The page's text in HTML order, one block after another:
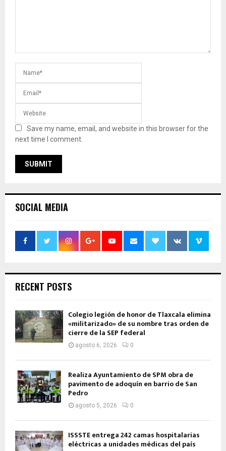
Save my name, email, and website in this browser for the
next time I comment.
SOCIAL MEDIA
RECENT POSTS
Colegio legión de honor de Tlaxcala elimina
«militarizado» de su nombre tras orden de
cierre de la SEP federal
agosto 6, 2026 0
Realiza Ayuntamiento de SPM obra de
pavimento de adoquín en barrio de San
Pedro
agosto 5, 2026 0
ISSSTE entrega 242 camas hospitalarias
eléctricas a unidades médicas del país